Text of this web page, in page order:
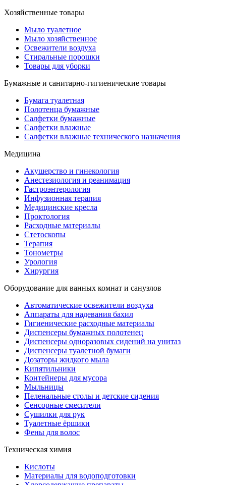
Хозяйственные товары
Мыло туалетное
Мыло хозяйственное
Освежители воздуха
Стиральные порошки
Товары для уборки
Бумажные и санитарно-гигиенические товары
Бумага туалетная
Полотенца бумажные
Салфетки бумажные
Салфетки влажные
Салфетки влажные технического назначения
Медицина
Акушерство и гинекология
Анестезиология и реанимация
Гастроэнтерология
Инфузионная терапия
Медицинские кресла
Проктология
Расходные материалы
Стетоскопы
Терапия
Тонометры
Урология
Хирургия
Оборудование для ванных комнат и санузлов
Автоматические освежители воздуха
Аппараты для надевания бахил
Гигиенические расходные материалы
Диспенсеры бумажных полотенец
Диспенсеры одноразовых сидений на унитаз
Диспенсеры туалетной бумаги
Дозаторы жидкого мыла
Кипятильники
Контейнеры для мусора
Мыльницы
Пеленальные столы и детские сидения
Сенсорные смесители
Сушилки для рук
Туалетные ёршики
Фены для волос
Техническая химия
Кислоты
Материалы для водоподготовки